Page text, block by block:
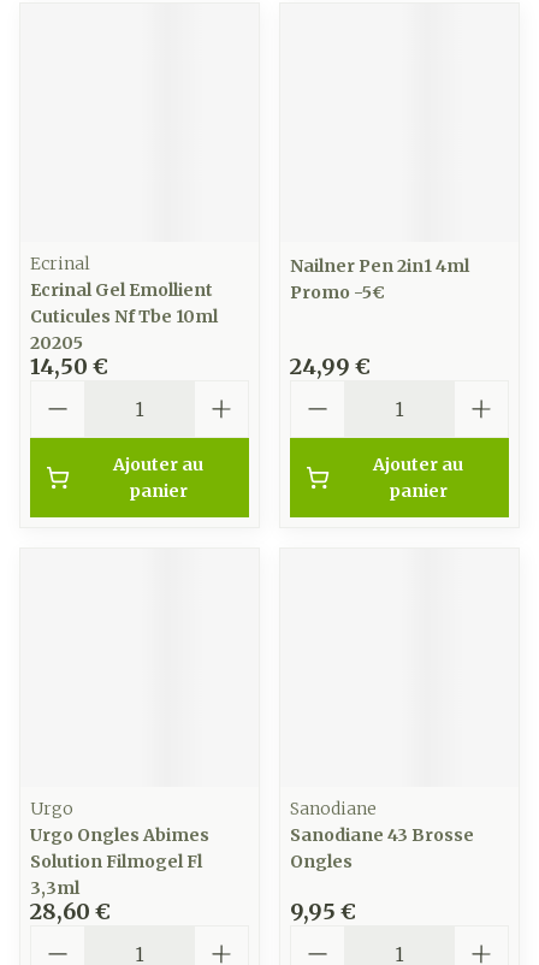
Ecrinal
Ecrinal Gel Emollient
Cuticules Nf Tbe 10ml
20205
14,50 €
Ajouter au
panier
Nailner Pen 2in1 4ml
Promo -5€
24,99 €
Ajouter au
panier
Urgo
Urgo Ongles Abimes
Solution Filmogel Fl
3,3ml
28,60 €
Sanodiane
Sanodiane 43 Brosse
Ongles
9,95 €